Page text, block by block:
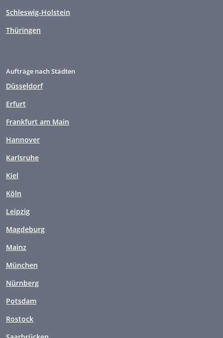
Schleswig-Holstein
Thüringen
Aufträge nach Städten
Düsseldorf
Erfurt
Frankfurt am Main
Hannover
Karlsruhe
Kiel
Köln
Leipzig
Magdeburg
Mainz
München
Nürnberg
Potsdam
Rostock